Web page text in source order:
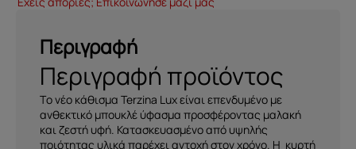
Περιγραφή
Περιγραφή προϊόντος
Tο νέο κάθισμα Terzina Lux είναι επενδυμένo με
ανθεκτικό μπουκλέ ύφασμα προσφέροντας μαλακή
και ζεστή υφή. Κατασκευασμένo από υψηλής
ποιότητας υλικά παρέχει αντοχή στον χρόνο. Η κυρτή